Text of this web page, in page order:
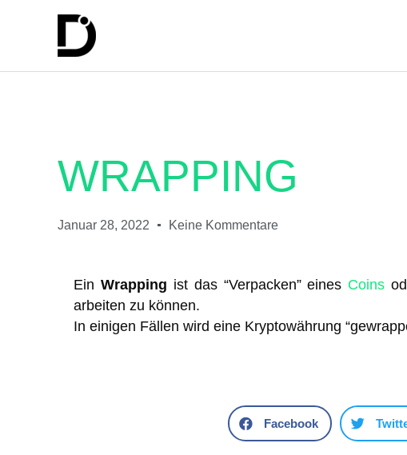
WRAPPING
Januar 28, 2022 Keine Kommentare
Ein Wrapping ist das “Verpacken” eines Coins
arbeiten zu können.
In einigen Fällen wird eine Kryptowährung
Facebook